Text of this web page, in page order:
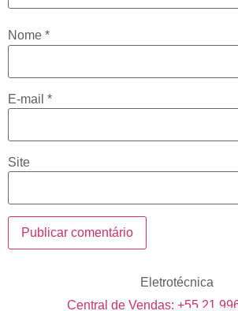
Nome *
E-mail *
Site
Eletrotécnica
Central de Vendas: +55 21